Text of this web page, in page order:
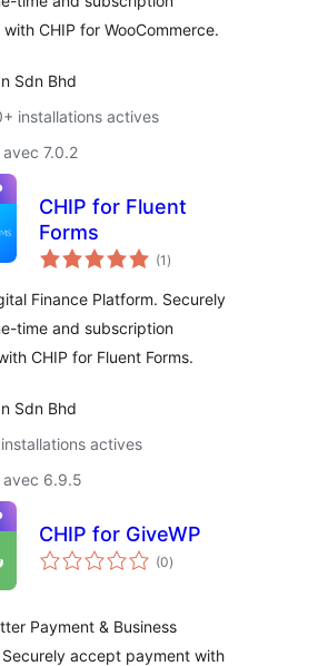
CHIP for WooCommerce.
Sdn Bhd
installations actives
7.0.2
CHIP for Fluent
Forms
(1 notes
en
)
Finance Platform. Securely
time and subscription
CHIP for Fluent Forms.
Sdn Bhd
actives
avec 6.9.5
CHIP for GiveWP
(0notes
en
)
Payment & Business
Securely accept payment with